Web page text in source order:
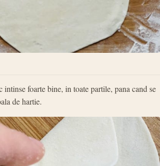
intinse foarte bine, in toate partile, pana cand se
de hartie.